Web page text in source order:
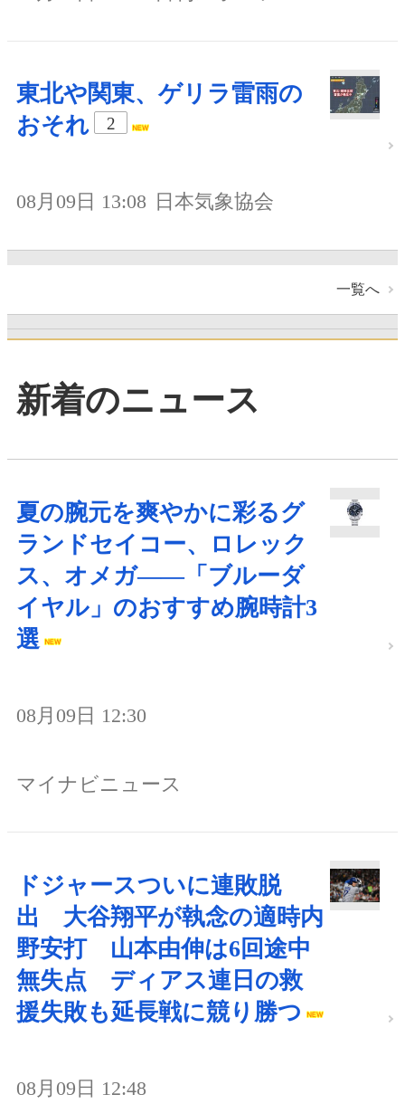
東北や関東、ゲリラ雷雨の
おそれ
2
08月09日 13:08 日本気象協会
一覧へ
新着のニュース
夏の腕元を爽やかに彩るグ
ランドセイコー、ロレック
ス、オメガ――「ブルーダ
イヤル」のおすすめ腕時計3
選
08月09日 12:30
マイナビニュース
ドジャースついに連敗脱
出 大谷翔平が執念の適時内
野安打 山本由伸は6回途中
無失点 ディアス連日の救
援失敗も延長戦に競り勝つ
08月09日 12:48